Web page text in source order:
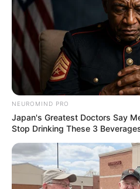
Why this ordinary drink is
your best every day
CTA FAVORITE
NEUROMIND PRO
Japan's Greatest Doctors Say
Stop Drinking These 3